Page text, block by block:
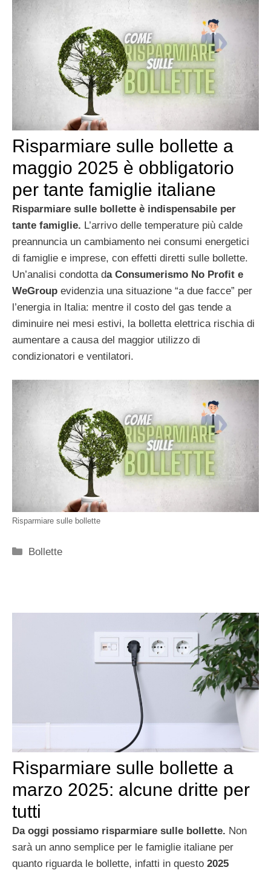
Risparmiare sulle bollette a
maggio 2025 è obbligatorio
per tante famiglie italiane
Risparmiare sulle bollette è indispensabile per
tante famiglie. L’arrivo delle temperature più calde
preannuncia un cambiamento nei consumi energetici
di famiglie e imprese, con effetti diretti sulle bollette.
Un’analisi condotta da Consumerismo No Profit e
WeGroup evidenzia una situazione “a due facce” per
l’energia in Italia: mentre il costo del gas tende a
diminuire nei mesi estivi, la bolletta elettrica rischia di
aumentare a causa del maggior utilizzo di
condizionatori e ventilatori.
Risparmiare sulle bollette
Categorie
Bollette
Risparmiare sulle bollette a
marzo 2025: alcune dritte per
tutti
Da oggi possiamo risparmiare sulle bollette. Non
sarà un anno semplice per le famiglie italiane per
quanto riguarda le bollette, infatti in questo 2025